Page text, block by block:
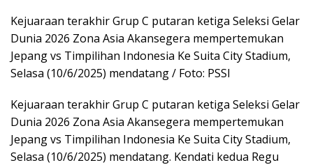
Kejuaraan terakhir Grup C putaran ketiga Seleksi Gelar
Dunia 2026 Zona Asia Akansegera mempertemukan
Jepang vs Timpilihan Indonesia Ke Suita City Stadium,
Selasa (10/6/2025) mendatang / Foto: PSSI
Kejuaraan terakhir Grup C putaran ketiga Seleksi Gelar
Dunia 2026 Zona Asia Akansegera mempertemukan
Jepang vs Timpilihan Indonesia Ke Suita City Stadium,
Selasa (10/6/2025) mendatang. Kendati kedua Regu